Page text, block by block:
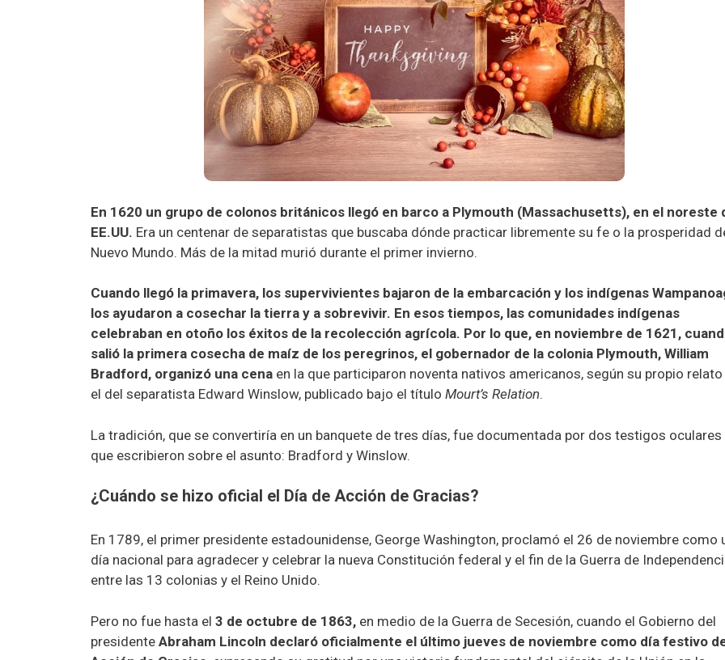
En 1620 un grupo de colonos británicos llegó en barco a Plymouth (Massachusetts), en el noreste
EE.UU. Era un centenar de separatistas que buscaba dónde practicar libremente su fe o la prosperidad
Nuevo Mundo. Más de la mitad murió durante el primer invierno.
Cuando llegó la primavera, los supervivientes bajaron de la embarcación y los indígenas
los ayudaron a cosechar la tierra y a sobrevivir. En esos tiempos, las comunidades indígenas
celebraban en otoño los éxitos de la recolección agrícola. Por lo que, en noviembre de 1621,
salió la primera cosecha de maíz de los peregrinos, el gobernador de la colonia Plymouth, William
Bradford, organizó una cena en la que participaron noventa nativos americanos, según su propio relato
el del separatista Edward Winslow, publicado bajo el título Mourt’s Relation.
La tradición, que se convertiría en un banquete de tres días, fue documentada por dos testigos oculares
que escribieron sobre el asunto: Bradford y Winslow.
¿Cuándo se hizo oficial el Día de Acción de Gracias?
En 1789, el primer presidente estadounidense, George Washington, proclamó el 26 de noviembre como
día nacional para agradecer y celebrar la nueva Constitución federal y el fin de la Guerra de
entre las 13 colonias y el Reino Unido.
Pero no fue hasta el 3 de octubre de 1863, en medio de la Guerra de Secesión, cuando el Gobierno del
presidente Abraham Lincoln declaró oficialmente el último jueves de noviembre como día festivo